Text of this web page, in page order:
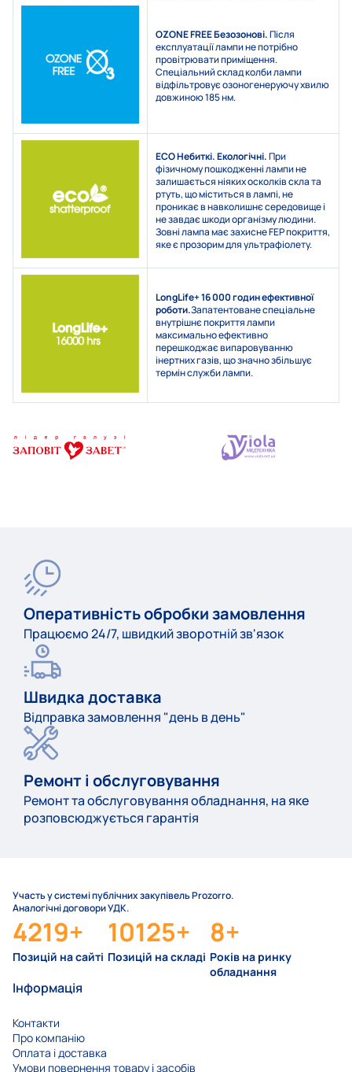
OZONE FREEБезозонові.Після
експлуатації лампи не потрібно
провітрювати приміщення.
Спеціальний склад колби лампи
відфільтровує озоногенеруючу хвилю
довжиною 185 нм.
ECOНебиткі. Екологічні.При
фізичному пошкодженні лампи не
залишається ніяких осколків скла та
ртуть, що міститься в лампі, не
проникає в навколишнє середовище і
не завдає шкоди організму людини.
Зовні лампа має захисне FEP покриття,
яке є прозорим для ультрафіолету.
LongLife+16 000 годин ефективної
роботи.Запатентоване спеціальне
внутрішнє покриття лампи
максимально ефективно
перешкоджає випаровуванню
інертних газів, що значно збільшує
термін служби лампи.
Оперативність обробки замовлення
Працюємо 24/7, швидкий зворотній зв'язок
Швидка доставка
Відправка замовлення "день в день"
Ремонт і обслуговування
Ремонт та обслуговування обладнання, на яке
розповсюджується гарантія
Участь у системі публічних закупівель Prozorro.
Аналогічні договори УДК.
8+
Років на ринку
обладнання
10125+
Позицій на складі
4219+
Позицій на сайті
Інформація
Контакти
Про компанію
Оплата і доставка
Умови повернення товару і засобів